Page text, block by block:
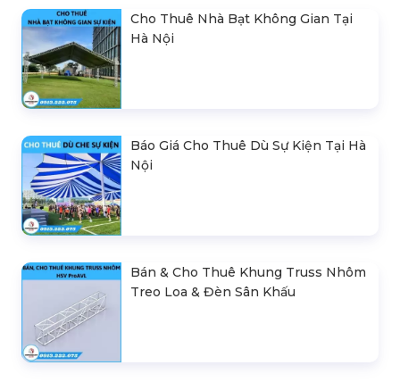
Cho Thuê Nhà Bạt Không Gian Tại
Hà Nội
Báo Giá Cho Thuê Dù Sự Kiện Tại Hà
Nội
Bán & Cho Thuê Khung Truss Nhôm
Treo Loa & Đèn Sân Khấu